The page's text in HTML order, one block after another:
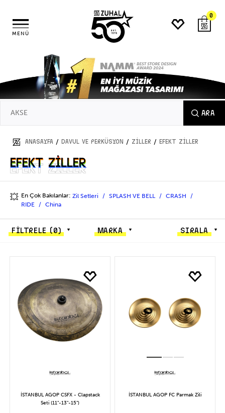
MENÜ
0
ARA
ANASAYFA / DAVUL ve PERKÜSYON / ZİLLER / Efekt Ziller
Efekt Ziller
Efekt Ziller
💥 En Çok Bakılanlar: Zil Setleri SPLASH VE BELL
CRASH
RIDE
China
FİLTRELE(0) MARKA SIRALA
İSTANBUL AGOP CSFX - Clapstack
Seti (11"-13"-15")
İSTANBUL AGOP FC Parmak Zili